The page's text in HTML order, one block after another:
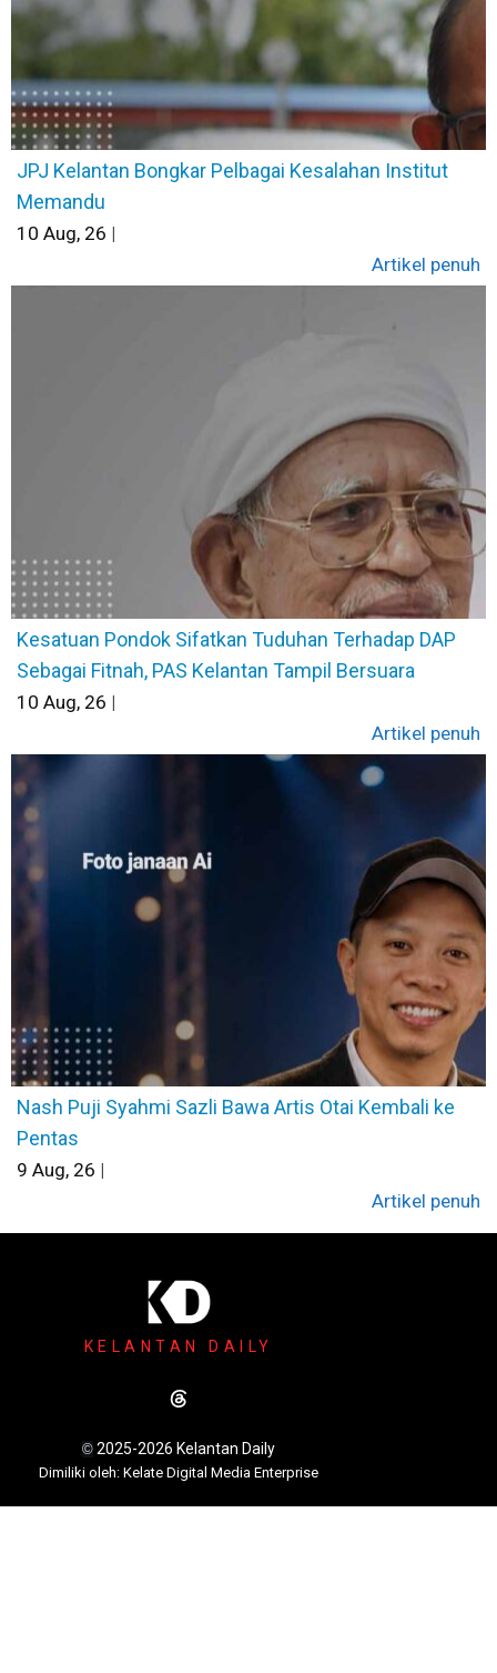
JPJ Kelantan Bongkar Pelbagai Kesalahan Institut
Memandu
10 Aug, 26 |
Artikel penuh
Kesatuan Pondok Sifatkan Tuduhan Terhadap DAP
Sebagai Fitnah, PAS Kelantan Tampil Bersuara
10 Aug, 26 |
Artikel penuh
Nash Puji Syahmi Sazli Bawa Artis Otai Kembali ke
Pentas
9 Aug, 26 |
Artikel penuh
KELANTAN DAILY
© 2025-2026 Kelantan Daily
Dimiliki oleh: Kelate Digital Media Enterprise